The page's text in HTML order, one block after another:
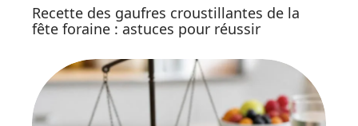
Recette des gaufres croustillantes de la
fête foraine : astuces pour réussir